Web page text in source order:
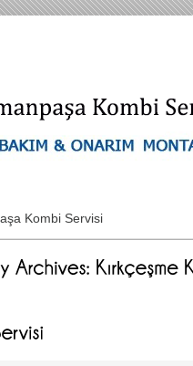
Kombi Servisi